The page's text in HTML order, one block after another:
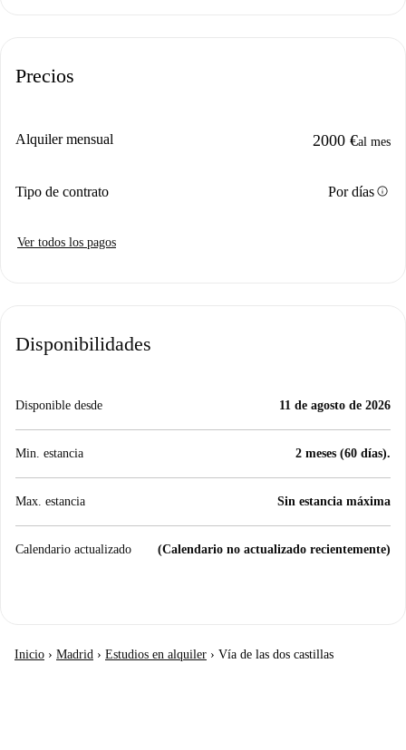
Precios
Alquiler mensual 2000 €al mes
Tipo de contrato Por díasinfo
Ver todos los pagos
Disponibilidades
Disponible desde 11 de agosto de 2026
Min. estancia 2 meses (60 días).
Max. estancia Sin estancia máxima
Calendario actualizado (Calendario no actualizado recientemente)
Inicio › Madrid › Estudios en alquiler › Vía de las dos castillas